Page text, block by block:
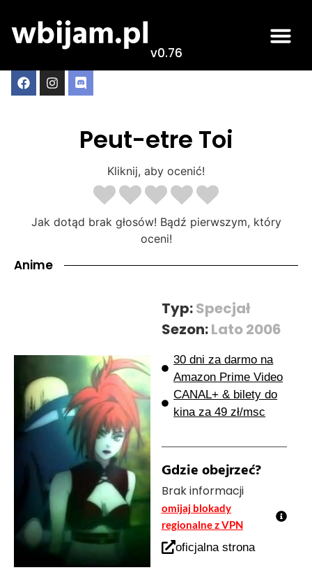
v0.76
Peut-etre Toi
Kliknij, aby ocenić!
Jak dotąd brak głosów! Bądź pierwszym, który
oceni!
Anime
Typ:Specjał
Sezon:Lato 2006
30 dni za darmo na
Amazon Prime Video
CANAL+ & bilety do
kina za 49 zł/msc
Gdzie obejrzeć?
Brak informacji
omijaj blokady
regionalne z VPN
oficjalna strona